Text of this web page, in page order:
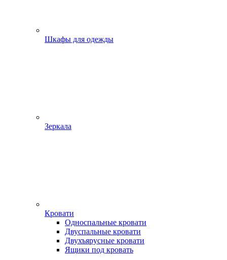
Шкафы для одежды
Зеркала
Кровати
Односпальные кровати
Двуспальные кровати
Двухъярусные кровати
Ящики под кровать